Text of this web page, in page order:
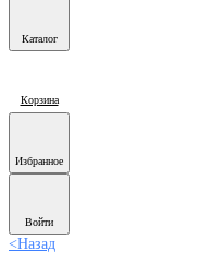
Каталог
Корзина
Избранное
Войти
<Назад